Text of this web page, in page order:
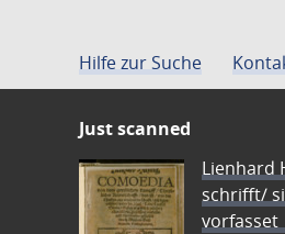
Hilfe zur Suche
Just scanned
Lienhard
schrifft/